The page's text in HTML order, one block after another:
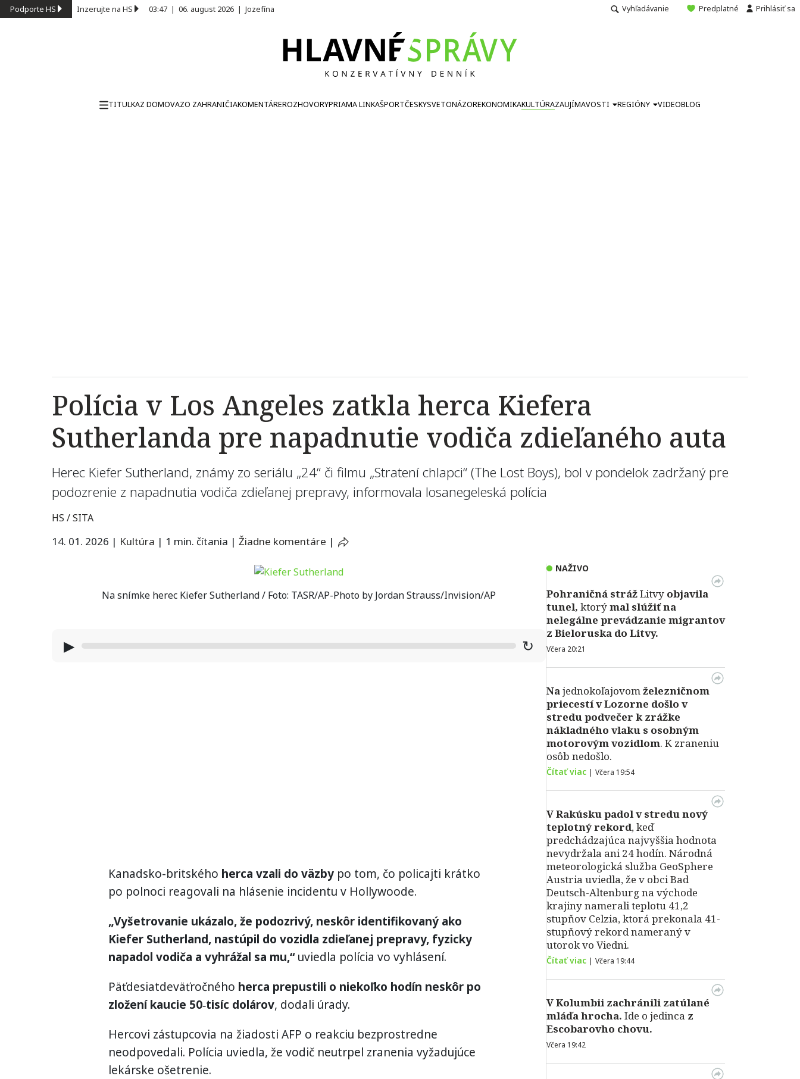
Podporte HS Inzerujte na HS 03:47 | 06. august 2026 | Jozefína Vyhľadávanie Predplatné Prihlásiť sa
TITULKAZ DOMOVAZO ZAHRANIČIAKOMENTÁREROZHOVORYPRIAMA LINKAŠPORTČESKYSVETONÁZOREKONOMIKAKULTÚRAZAUJÍMAVOSTI REGIÓNY VIDEOBLOG
Polícia v Los Angeles zatkla herca Kiefera
Sutherlanda pre napadnutie vodiča zdieľaného auta
Herec Kiefer Sutherland, známy zo seriálu „24“ či filmu „Stratení chlapci“ (The Lost Boys), bol v pondelok zadržaný pre
podozrenie z napadnutia vodiča zdieľanej prepravy, informovala losanegeleská polícia
HS / SITA
14. 01. 2026 | Kultúra | 1 min. čítania | Žiadne komentáre |
Na snímke herec Kiefer Sutherland / Foto: TASR/AP-Photo by Jordan Strauss/Invision/AP
▶ ↻
Kanadsko-britského herca vzali do väzby po tom, čo policajti krátko
po polnoci reagovali na hlásenie incidentu v Hollywoode.
„Vyšetrovanie ukázalo, že podozrivý, neskôr identifikovaný ako
Kiefer Sutherland, nastúpil do vozidla zdieľanej prepravy, fyzicky
napadol vodiča a vyhrážal sa mu,“uviedla polícia vo vyhlásení.
Päťdesiatdeväťročného herca prepustili o niekoľko hodín neskôr po
zložení kaucie 50‑tisíc dolárov, dodali úrady.
Hercovi zástupcovia na žiadosti AFP o reakciu bezprostredne
neodpovedali. Polícia uviedla, že vodič neutrpel zranenia vyžadujúce
lekárske ošetrenie.
NAŽIVO
Pohraničná strážLitvy objavila
tunel, ktorýmal slúžiť na
nelegálne prevádzanie migrantov
z Bieloruska do Litvy.
Včera 20:21
Najednokoľajovomželezničnom
priecestí v Lozorne došlo v
stredu podvečer k zrážke
nákladného vlaku s osobným
motorovým vozidlom. K zraneniu
osôb nedošlo.
Čítať viac | Včera 19:54
V Rakúsku padol v stredu nový
teplotný rekord, keď
predchádzajúca najvyššia hodnota
nevydržala ani 24 hodín. Národná
meteorologická služba GeoSphere
Austria uviedla, že v obci Bad
Deutsch-Altenburg na východe
krajiny namerali teplotu 41,2
stupňov Celzia, ktorá prekonala 41-
stupňový rekord nameraný v
utorok vo Viedni.
Čítať viac | Včera 19:44
V Kolumbii zachránili zatúlané
mláďa hrocha. Ide o jedinca z
Escobarovho chovu.
Včera 19:42